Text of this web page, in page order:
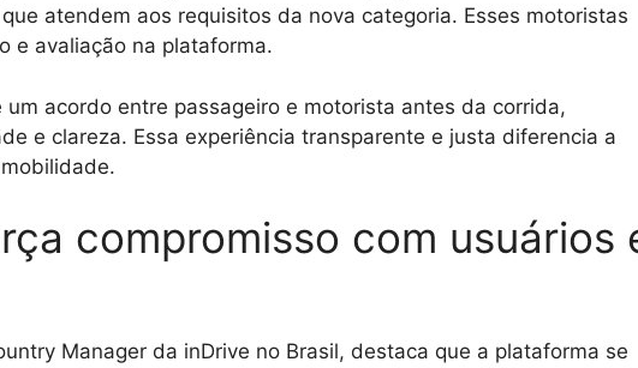
atendem aos requisitos da nova categoria. Esses motoristas
e avaliação na plataforma.
um acordo entre passageiro e motorista antes da corrida,
e clareza. Essa experiência transparente e justa diferencia a
compromisso com usuários
Manager da inDrive no Brasil, destaca que a plataforma se